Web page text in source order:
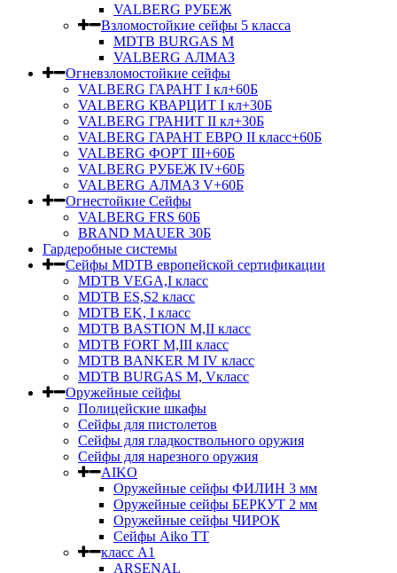
VALBERG РУБЕЖ
Взломостойкие сейфы 5 класса
MDTB BURGAS M
VALBERG АЛМАЗ
Огневзломостойкие сейфы
VALBERG ГАРАНТ I кл+60Б
VALBERG КВАРЦИТ I кл+30Б
VALBERG ГРАНИТ II кл+30Б
VALBERG ГАРАНТ ЕВРО II класс+60Б
VALBERG ФОРТ III+60Б
VALBERG РУБЕЖ IV+60Б
VALBERG АЛМАЗ V+60Б
Огнестойкие Сейфы
VALBERG FRS 60Б
BRAND MAUER 30Б
Гардеробные системы
Сейфы MDTB европейской сертификации
MDTB VEGA,I класс
MDTB ES,S2 класс
MDTB EK, I класс
MDTB BASTION M,II класс
MDTB FORT M,III класс
MDTB BANKER M IV класс
MDTB BURGAS M, Vкласс
Оружейные сейфы
Полицейские шкафы
Сейфы для пистолетов
Сейфы для гладкоствольного оружия
Сейфы для нарезного оружия
AIKO
Оружейные сейфы ФИЛИН 3 мм
Оружейные сейфы БЕРКУТ 2 мм
Оружейные сейфы ЧИРОК
Сейфы Aikо ТТ
класс А1
ARSENAL